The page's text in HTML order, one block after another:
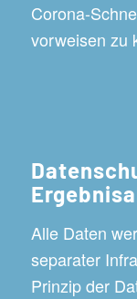
Corona-
vorweisen zu
Alle Daten
separater
Prinzip der